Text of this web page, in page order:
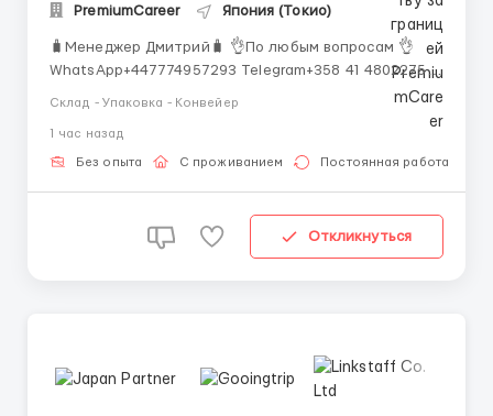
PremiumCareer Япония (Токио)
🧳Менеджер Дмитрий🧳 👌По любым вопросам 👌
WhatsApp+447774957293 Telegram+358 41 4802275
занятости: Полный рабочий день О компании
"Сакура Чай" &n...
Склад - Упаковка - Конвейер
1 час назад
Без опыта С проживанием Постоянная работа
Откликнуться